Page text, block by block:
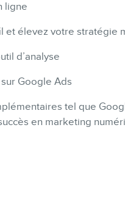
ligne
et élevez votre stratégie
d’analyse
Google Ads
tel que
en marketing